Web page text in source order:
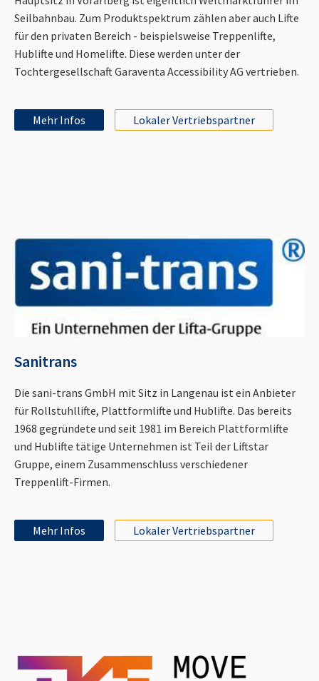
Seilbahnbau. Zum Produktspektrum zählen aber auch Lifte
für den privaten Bereich - beispielsweise Treppenlifte,
Hublifte und Homelifte. Diese werden unter der
Tochtergesellschaft Garaventa Accessibility AG vertrieben.
Mehr Infos Lokaler Vertriebspartner
Sanitrans
Die sani-trans GmbH mit Sitz in Langenau ist ein Anbieter
für Rollstuhllifte, Plattformlifte und Hublifte. Das bereits
1968 gegründete und seit 1981 im Bereich Plattformlifte
und Hublifte tätige Unternehmen ist Teil der Liftstar
Gruppe, einem Zusammenschluss verschiedener
Treppenlift-Firmen.
Mehr Infos Lokaler Vertriebspartner